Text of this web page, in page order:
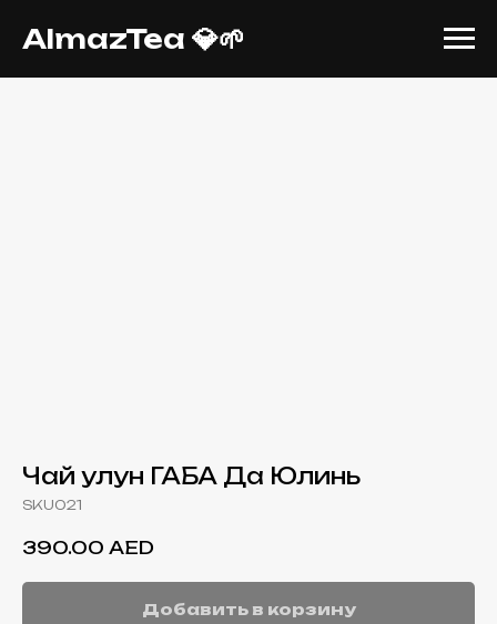
AlmazTea 💎🌱
Чай улун ГАБА Да Юлинь
SKU021
390.00 AED
Добавить в корзину